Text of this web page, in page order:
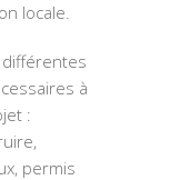
locale.
à
:
permis